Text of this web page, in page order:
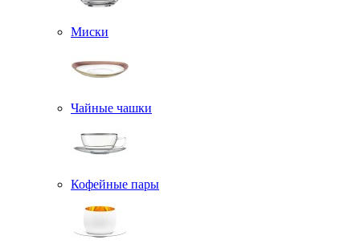
Миски
Чайные чашки
Кофейные пары